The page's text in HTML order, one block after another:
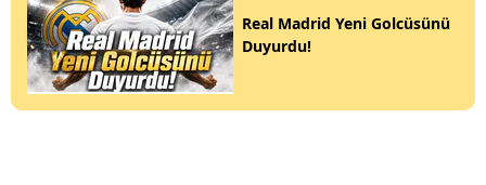
Real Madrid Yeni Golcüsünü
Duyurdu!